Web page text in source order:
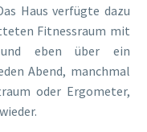
Haus verfügte dazu
Fitnessraum mit
und eben über ein
Abend, manchmal
oder Ergometer,